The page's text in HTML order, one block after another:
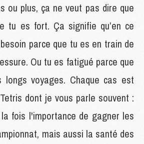
ou plus, ça ne veut pas dire que
tu es fort. Ça signifie qu’en ce
parce que tu es en train de
Ou tu es fatigué parce que
voyages. Chaque cas est
dont je vous parle souvent :
fois l'importance de gagner les
mais aussi la santé des